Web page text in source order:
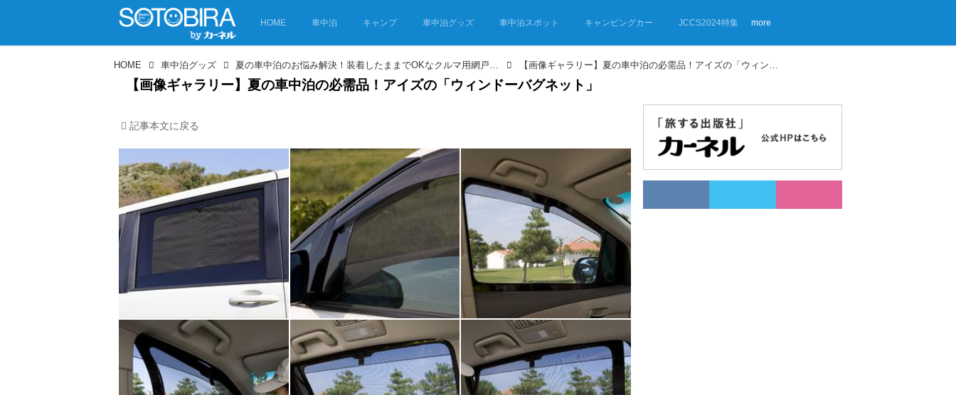
HOME 車中泊 キャンプ 車中泊グッズ 車中泊スポット キャンピングカー JCCS2024特集 more
HOME 車中泊グッズ 夏の車中泊のお悩み解決！装着したままでOKなクルマ用網戸が便利すぎ…虫の侵入を防いで涼しい風を取り込める！ 【画像ギャラリー】夏の車中泊の必需品！アイズの「ウィンドーバグネット」
【画像ギャラリー】夏の車中泊の必需品！アイズの「ウィンドーバグネット」
記事本文に戻る